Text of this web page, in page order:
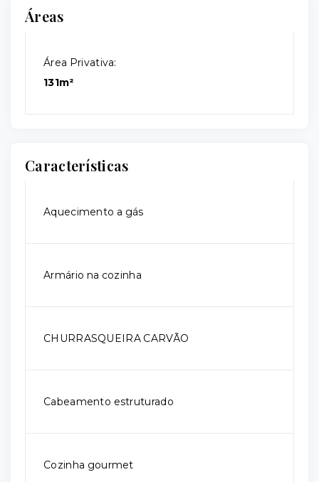
Áreas
Área Privativa:
131m²
Características
Aquecimento a gás
Armário na cozinha
CHURRASQUEIRA CARVÃO
Cabeamento estruturado
Cozinha gourmet